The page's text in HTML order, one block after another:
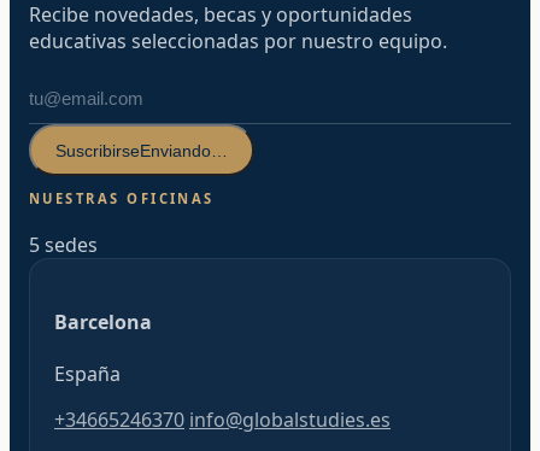
Recibe novedades, becas y oportunidades
educativas seleccionadas por nuestro equipo.
SuscribirseEnviando…
NUESTRAS OFICINAS
5 sedes
Barcelona
España
+34665246370 info@globalstudies.es